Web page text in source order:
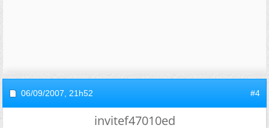
06/09/2007, 21h52 #4
invitef47010ed